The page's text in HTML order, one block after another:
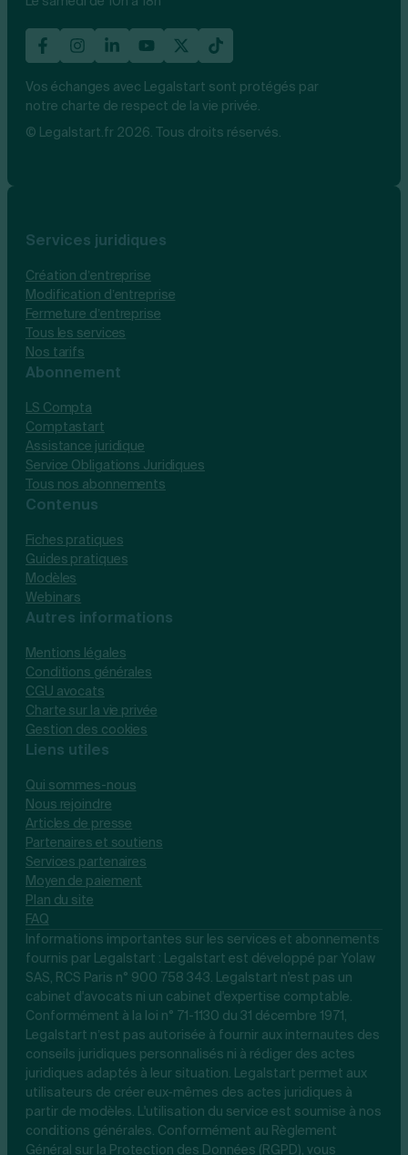
Vos échanges avec Legalstart sont protégés par
notre charte de respect de la vie privée.
© Legalstart.fr 2026. Tous droits réservés.
Services juridiques
Création d’entreprise
Modification d’entreprise
Fermeture d’entreprise
Tous les services
Nos tarifs
Abonnement
LS Compta
Comptastart
Assistance juridique
Service Obligations Juridiques
Tous nos abonnements
Contenus
Fiches pratiques
Guides pratiques
Modèles
Webinars
Autres informations
Mentions légales
Conditions générales
CGU avocats
Charte sur la vie privée
Gestion des cookies
Liens utiles
Qui sommes-nous
Nous rejoindre
Articles de presse
Partenaires et soutiens
Services partenaires
Moyen de paiement
Plan du site
FAQ
Informations importantes sur les services et abonnements
fournis par Legalstart : Legalstart est développé par Yolaw
SAS, RCS Paris n° 900 758 343. Legalstart n'est pas un
cabinet d'avocats ni un cabinet d'expertise comptable.
Conformément à la loi n° 71-1130 du 31 décembre 1971,
Legalstart n’est pas autorisée à fournir aux internautes des
conseils juridiques personnalisés ni à rédiger des actes
juridiques adaptés à leur situation. Legalstart permet aux
utilisateurs de créer eux-mêmes des actes juridiques à
partir de modèles. L'utilisation du service est soumise à nos
conditions générales. Conformément au Règlement
Général sur la Protection des Données (RGPD), vous